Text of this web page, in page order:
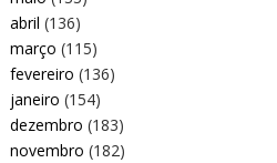
abril (136)
março (115)
fevereiro (136)
janeiro (154)
dezembro (183)
novembro (182)